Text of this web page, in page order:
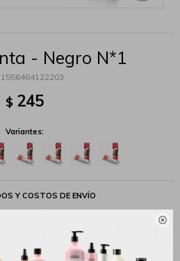

- Negro N*1
1556464122203
$ 245
Variantes:
Y COSTOS DE ENVÍO
te pueden interesar